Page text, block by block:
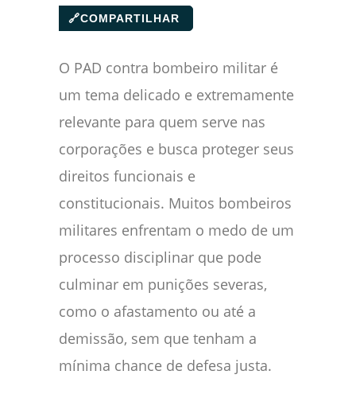
🔗COMPARTILHAR
O PAD contra bombeiro militar é
um tema delicado e extremamente
relevante para quem serve nas
corporações e busca proteger seus
direitos funcionais e
constitucionais. Muitos bombeiros
militares enfrentam o medo de um
processo disciplinar que pode
culminar em punições severas,
como o afastamento ou até a
demissão, sem que tenham a
mínima chance de defesa justa.